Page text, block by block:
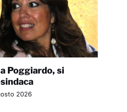
Poggiardo, si
2026